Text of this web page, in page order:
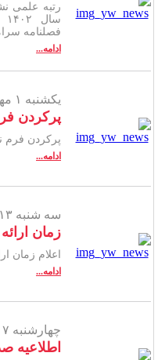
رتبه علمی
فصلنامه
ادامه...
یکشنبه ۱ مهر ۱۴۰۳ -
پرکردن
پرکردن فرم
ادامه...
سه شنبه ۱۳ شهریور ۱۴۰۳ -
زمان
اعلام زمان
ادامه...
چهارشنبه ۷ شهریور ۱۴۰۳ -
اطلاعیه